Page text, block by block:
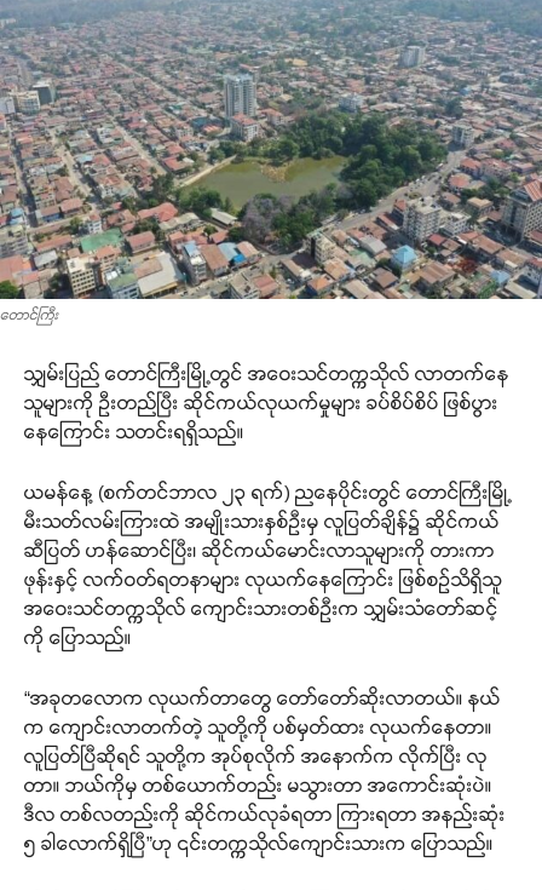
တောင်ကြီး
သျှမ်းပြည် တောင်ကြီးမြို့တွင် အဝေးသင်တက္ကသိုလ် လာတက်နေ
သူများကို ဦးတည်ပြီး ဆိုင်ကယ်လုယက်မှုများ ခပ်စိပ်စိပ် ဖြစ်ပွား
နေကြောင်း သတင်းရရှိသည်။
ယမန်နေ့ (စက်တင်ဘာလ ၂၃ ရက်) ညနေပိုင်းတွင် တောင်ကြီးမြို့
မီးသတ်လမ်းကြားထဲ အမျိုးသားနှစ်ဉီးမှ လူပြတ်ချိန်၌ ဆိုင်ကယ်
ဆီပြတ် ဟန်ဆောင်ပြီး၊ ဆိုင်ကယ်မောင်းလာသူများကို တားကာ
ဖုန်းနှင့် လက်ဝတ်ရတနာများ လုယက်နေကြောင်း ဖြစ်စဉ်သိရှိသူ
အဝေးသင်တက္ကသိုလ် ကျောင်းသားတစ်ဉီးက သျှမ်းသံတော်ဆင့်
ကို ပြောသည်။
“အခုတလောက လုယက်တာတွေ တော်တော်ဆိုးလာတယ်။ နယ်
က ကျောင်းလာတက်တဲ့ သူတို့ကို ပစ်မှတ်ထား လုယက်နေတာ။
လူပြတ်ပြီဆိုရင် သူတို့က အုပ်စုလိုက် အနောက်က လိုက်ပြီး လု
တာ။ ဘယ်ကိုမှ တစ်ယောက်တည်း မသွားတာ အကောင်းဆုံးပဲ။
ဒီလ တစ်လတည်းကို ဆိုင်ကယ်လုခံရတာ ကြားရတာ အနည်းဆုံး
၅ ခါလောက်ရှိပြီ”ဟု ၎င်းတက္ကသိုလ်ကျောင်းသားက ပြောသည်။